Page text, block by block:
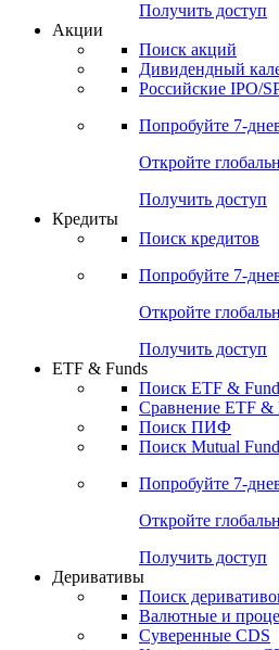
Получить доступ
Акции
Поиск акций
Дивидендный
Российские IPO/
Попробуйте 7-
Откройте
Получить доступ
Кредиты
Поиск кредитов
Попробуйте 7-
Откройте
Получить доступ
ETF & Funds
Поиск ETF &
Сравнение ETF &
Поиск ПИФ
Поиск Mutual
Попробуйте 7-
Откройте
Получить доступ
Деривативы
Поиск
Валютные и
Суверенные CDS